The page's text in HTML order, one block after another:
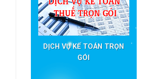
DỊCH VỤ KẾ TOÁN TRỌN
GÓI